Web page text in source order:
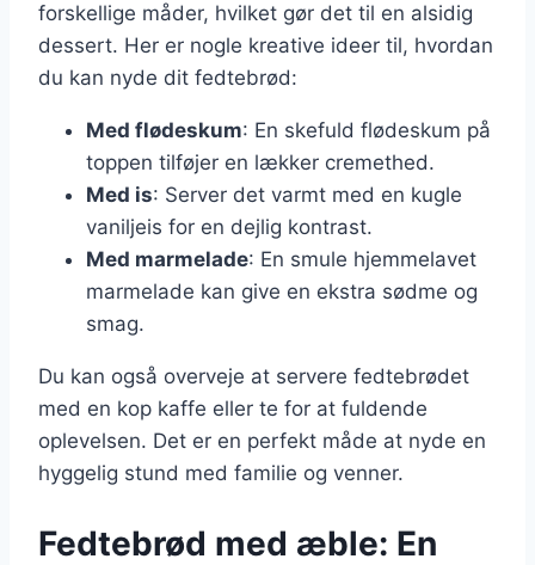
forskellige måder, hvilket gør det til en alsidig
dessert. Her er nogle kreative ideer til, hvordan
du kan nyde dit fedtebrød:
Med flødeskum: En skefuld flødeskum på
toppen tilføjer en lækker cremethed.
Med is: Server det varmt med en kugle
vaniljeis for en dejlig kontrast.
Med marmelade: En smule hjemmelavet
marmelade kan give en ekstra sødme og
smag.
Du kan også overveje at servere fedtebrødet
med en kop kaffe eller te for at fuldende
oplevelsen. Det er en perfekt måde at nyde en
hyggelig stund med familie og venner.
Fedtebrød med æble: En